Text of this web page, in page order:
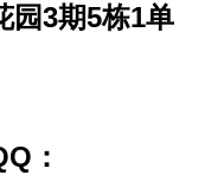
园3期5栋1单
：